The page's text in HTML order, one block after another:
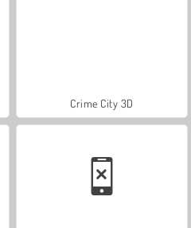
Crime City 3D